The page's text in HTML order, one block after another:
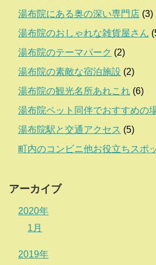
湯布院にある奥の深い専門店 (3)
湯布院のおしゃれな雑貨屋さん
湯布院のテーマパーク (2)
湯布院の素敵な宿泊施設 (2)
湯布院の観光名所あれこれ (6)
湯布院ペット同伴でおすすめの
湯布院駅と交通アクセス (5)
町内のコンビニ他お役立ちスポ
アーカイブ
2020年
1月
2019年